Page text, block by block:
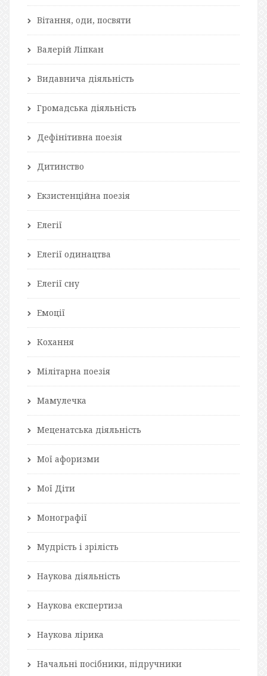
Вітання, оди, посвяти
Валерій Ліпкан
Видавнича діяльність
Громадська діяльність
Дефінітивна поезія
Дитинство
Екзистенційна поезія
Елегії
Елегії одинацтва
Елегії сну
Емоції
Кохання
Мілітарна поезія
Мамулечка
Меценатська діяльність
Мої афоризми
Мої Діти
Монографії
Мудрість і зрілість
Наукова діяльність
Наукова експертиза
Наукова лірика
Начальні посібники, підручники